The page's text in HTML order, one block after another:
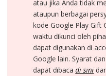
atau jika Anda tidak
ataupun berbagai
kode Google Play Gift
waktu dikunci oleh
dapat digunakan di
Google lain. Syarat
dapat dibaca di sini